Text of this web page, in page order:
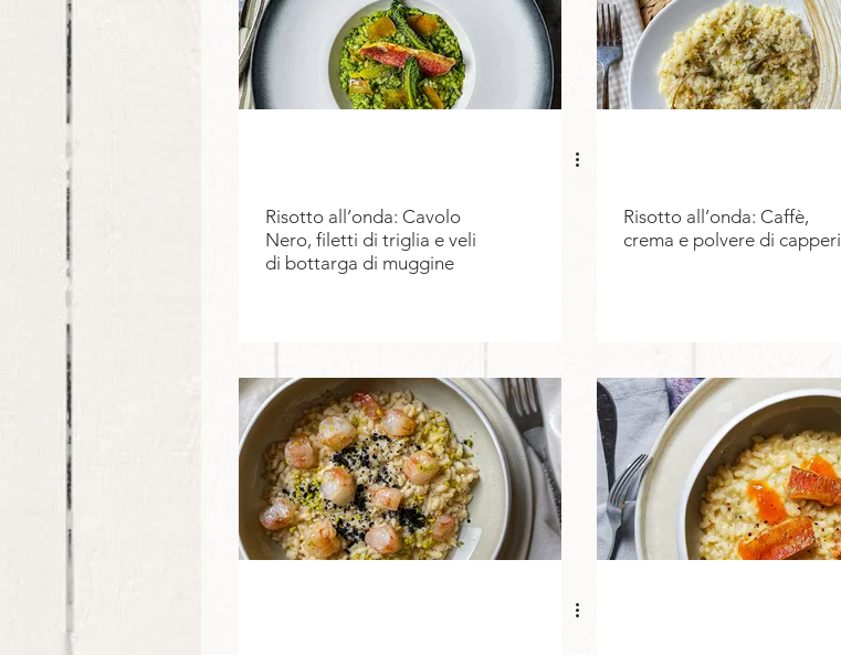
Risotto all’onda: Cavolo
Nero, filetti di triglia e veli
di bottarga di muggine
Risotto all’onda: Caffè,
crema e polvere di capperi